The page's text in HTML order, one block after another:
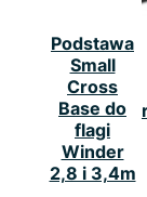
Podstawa
Small
Cross
Base do
flagi
Winder
2,8 i 3,4m